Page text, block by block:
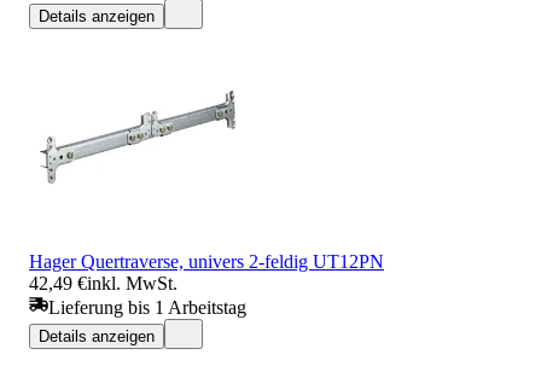
Details anzeigen
Hager Quertraverse, univers 2-feldig UT12PN
42,49 €inkl. MwSt.
Lieferung bis 1 Arbeitstag
Details anzeigen